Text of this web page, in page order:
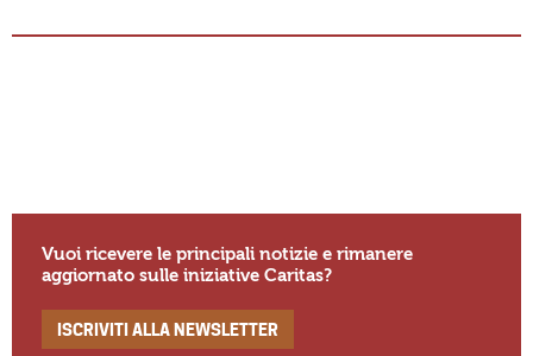
Vuoi ricevere le principali notizie e rimanere
aggiornato sulle iniziative Caritas?
ISCRIVITI ALLA NEWSLETTER